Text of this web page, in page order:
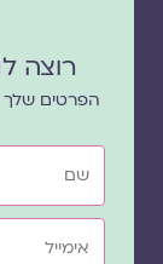
רוצה
הפרטים שלך
שם
אימייל